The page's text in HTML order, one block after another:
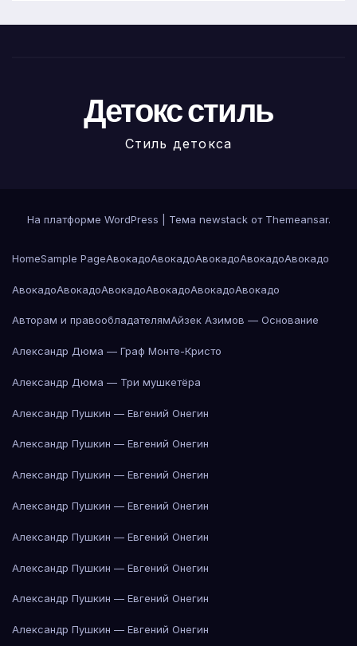
Детокс стиль
Стиль детокса
На платформе WordPress Тема newstack от Themeansar.
HomeSample PageАвокадоАвокадоАвокадоАвокадоАвокадо
АвокадоАвокадоАвокадоАвокадоАвокадоАвокадо
Авторам и правообладателямАйзек Азимов — Основание
Александр Дюма — Граф Монте-Кристо
Александр Дюма — Три мушкетёра
Александр Пушкин — Евгений Онегин
Александр Пушкин — Евгений Онегин
Александр Пушкин — Евгений Онегин
Александр Пушкин — Евгений Онегин
Александр Пушкин — Евгений Онегин
Александр Пушкин — Евгений Онегин
Александр Пушкин — Евгений Онегин
Александр Пушкин — Евгений Онегин